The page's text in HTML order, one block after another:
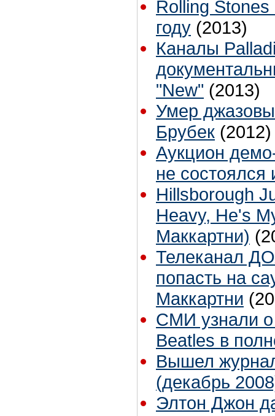
Rolling
году (2013)
Каналы
"New" (2013)
Умер
Брубек (2012)
Аукцион
не состоялся
Hillsborough
Heavy, He's
Маккартни)
Телеканал
попасть на
Маккартни
СМИ узнали о
Beatles в
Вышел
(декабрь
Элтон Джон